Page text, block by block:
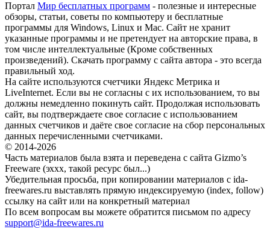
Портал Мир бесплатных программ - полезные и интересные
обзоры, статьи, советы по компьютеру и бесплатные
программы для Windows, Linux и Mac. Сайт не хранит
указанные программы и не претендует на авторские права, в
том числе интеллектуальные (Кроме собственных
произведений). Скачать программу с сайта автора - это всегда
правильный ход.
На сайте используются счетчики Яндекс Метрика и
LiveInternet. Если вы не согласны с их использованием, то вы
должны немедленно покинуть сайт. Продолжая использовать
сайт, вы подтверждаете свое согласие с использованием
данных счетчиков и даёте свое согласие на сбор персональных
данных перечисленными счетчиками.
© 2014-2026
Часть материалов была взята и переведена с сайта Gizmo’s
Freeware (эххх, такой ресурс был...)
Убедительная просьба, при копировании материалов с ida-
freewares.ru выставлять прямую индексируемую (index, follow)
ссылку на сайт или на конкретный материал
По всем вопросам вы можете обратится письмом по адресу
support@ida-freewares.ru